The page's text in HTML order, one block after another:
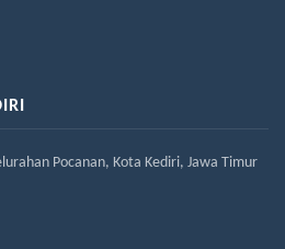
Pocanan, Kota Kediri, Jawa Timur